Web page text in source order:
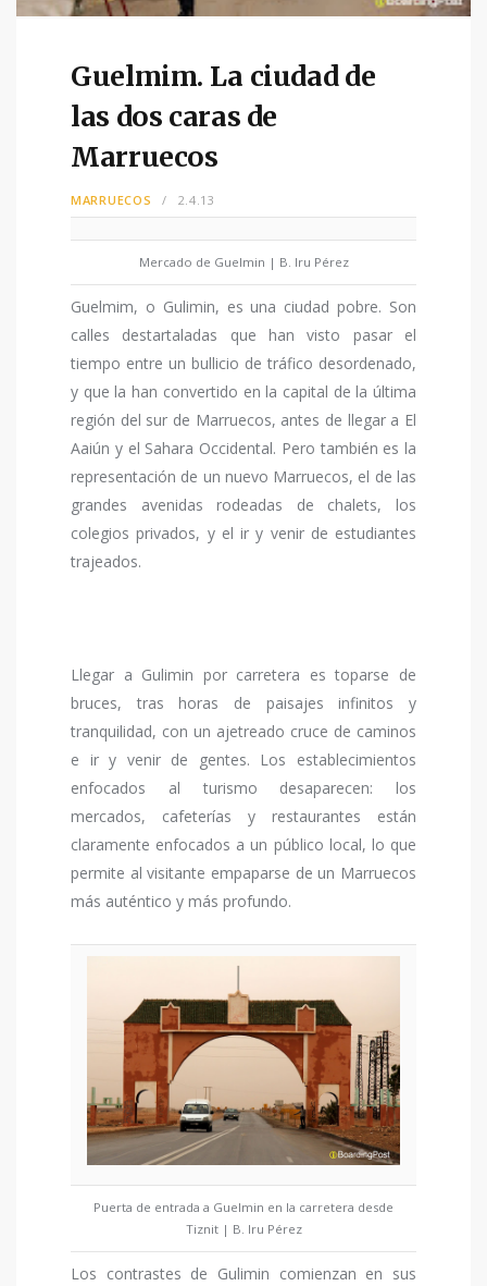
Guelmim. La ciudad de
las dos caras de
Marruecos
MARRUECOS 2.4.13
Mercado de Guelmin | B. Iru Pérez
Guelmim, o Gulimin, es una ciudad pobre. Son
calles destartaladas que han visto pasar el
tiempo entre un bullicio de tráfico desordenado,
y que la han convertido en la capital de la última
región del sur de Marruecos, antes de llegar a El
Aaiún y el Sahara Occidental. Pero también es la
representación de un nuevo Marruecos, el de las
grandes avenidas rodeadas de chalets, los
colegios privados, y el ir y venir de estudiantes
trajeados.
Llegar a Gulimin por carretera es toparse de
bruces, tras horas de paisajes infinitos y
tranquilidad, con un ajetreado cruce de caminos
e ir y venir de gentes. Los establecimientos
enfocados al turismo desaparecen: los
mercados, cafeterías y restaurantes están
claramente enfocados a un público local, lo que
permite al visitante empaparse de un Marruecos
más auténtico y más profundo.
Puerta de entrada a Guelmin en la carretera desde
Tiznit | B. Iru Pérez
Los contrastes de Gulimin comienzan en sus